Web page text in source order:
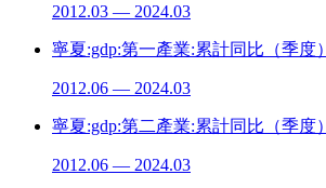
2012.03 — 2024.03
寧夏:gdp:第一產業:累計同比（季度）
2012.06 — 2024.03
寧夏:gdp:第二產業:累計同比（季度）
2012.06 — 2024.03